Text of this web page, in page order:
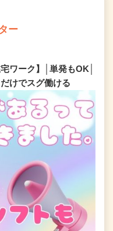
ー
ワーク】│単発もOK│
けでスグ働ける